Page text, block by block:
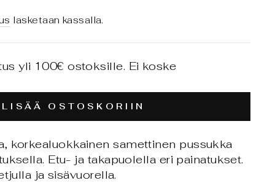
lasketaan kassalla.
yli 100€ ostoksille. Ei koske
LISÄÄ OSTOSKORIIN
korkealuokkainen samettinen pussukka
Etu- ja takapuolella eri painatukset.
ja sisävuorella.